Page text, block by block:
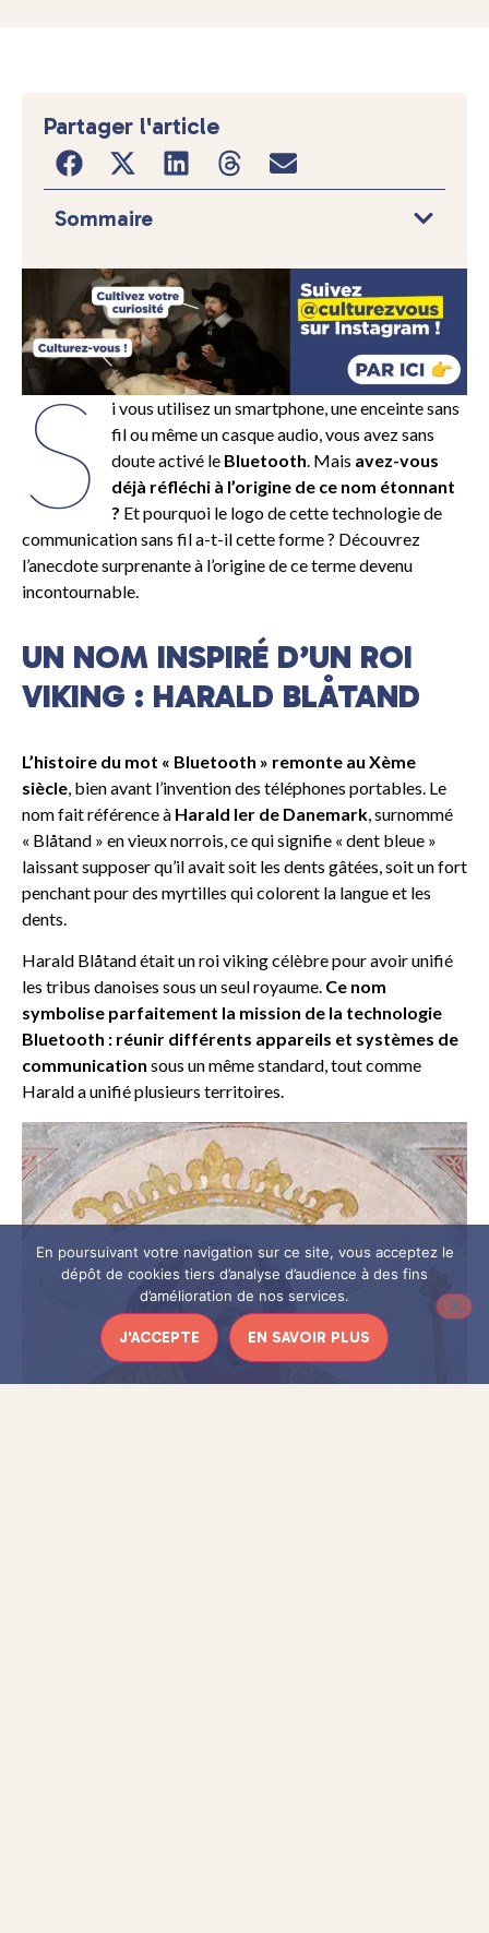
S
i vous utilisez un smartphone, une enceinte sans
fil ou même un casque audio, vous avez sans
doute activé le Bluetooth. Mais avez-vous
déjà réfléchi à l’origine de ce nom étonnant
? Et pourquoi le logo de cette technologie de
communication sans fil a-t-il cette forme ? Découvrez
l’anecdote surprenante à l’origine de ce terme devenu
incontournable.
UN NOM INSPIRÉ D’UN ROI
VIKING : HARALD BLÅTAND
L’histoire du mot « Bluetooth » remonte au Xème
siècle, bien avant l’invention des téléphones portables. Le
nom fait référence à Harald Ier de Danemark, surnommé
« Blåtand » en vieux norrois, ce qui signifie « dent bleue »
laissant supposer qu’il avait soit les dents gâtées, soit un fort
penchant pour des myrtilles qui colorent la langue et les
dents.
Harald Blåtand était un roi viking célèbre pour avoir unifié
les tribus danoises sous un seul royaume. Ce nom
symbolise parfaitement la mission de la technologie
Bluetooth : réunir différents appareils et systèmes de
communication sous un même standard, tout comme
Harald a unifié plusieurs territoires.
Partager l'article
Sommaire
En poursuivant votre navigation sur ce site, vous acceptez le
dépôt de cookies tiers d’analyse d’audience à des fins
d’amélioration de nos services.
J'ACCEPTE EN SAVOIR PLUS